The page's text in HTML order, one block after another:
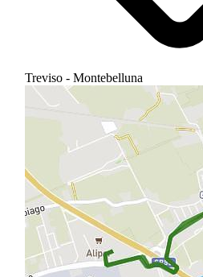
Treviso - Montebelluna